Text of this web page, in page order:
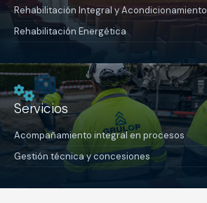
Rehabilitación Integral y Acondicionamiento
Rehabilitación Energética
Servicios
Acompañamiento integral en procesos
Gestión técnica y concesiones